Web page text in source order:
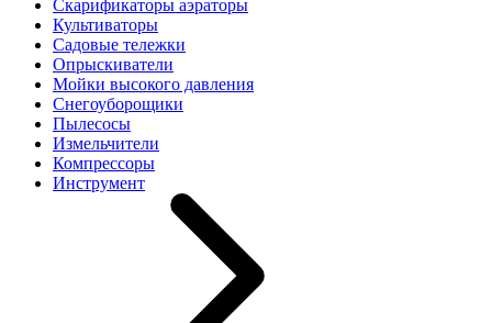
Скарификаторы аэраторы
Культиваторы
Садовые тележки
Опрыскиватели
Мойки высокого давления
Снегоуборощики
Пылесосы
Измельчители
Компрессоры
Инструмент